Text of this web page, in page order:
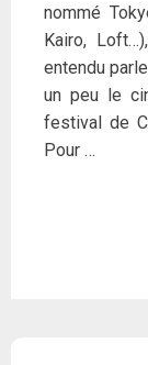
nommé
Kairo,
entendu
un peu le
festival de
Pour …